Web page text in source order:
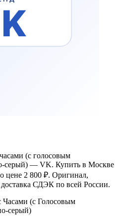
(с голосовым
серый) — VK. Купить в Москве
цене 2 800 ₽. Оригинал,
СДЭК по всей России.
(с Голосовым
серый)